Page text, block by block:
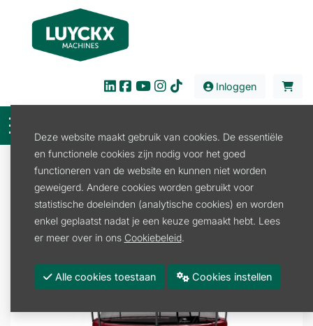
Inloggen
Kids en Fanartikelen
Deze website maakt gebruik van cookies. De essentiële
en functionele cookies zijn nodig voor het goed
functioneren van de website en kunnen niet worden
geweigerd. Andere cookies worden gebruikt voor
statistische doeleinden (analytische cookies) en worden
enkel geplaatst nadat je een keuze gemaakt hebt. Lees
er meer over in ons Cookiebeleid.
Alle cookies toestaan Cookies instellen